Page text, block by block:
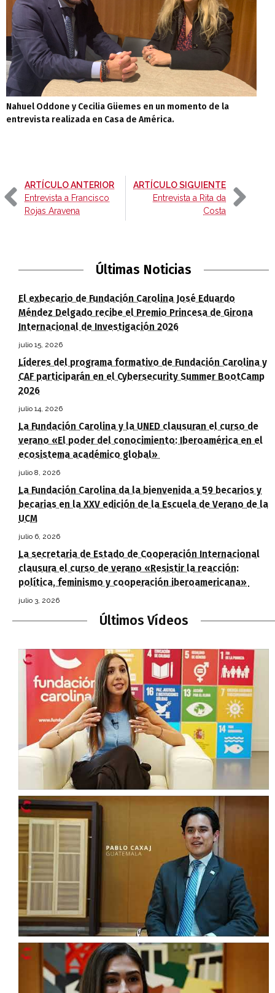
Nahuel Oddone y Cecilia Güemes en un momento de la
entrevista realizada en Casa de América.
ARTÍCULO ANTERIOR-
Entrevista a Francisco
Rojas Aravena
ARTÍCULO SIGUIENTE-
Entrevista a Rita da
Costa
Últimas Noticias
El exbecario de Fundación Carolina José Eduardo
Méndez Delgado recibe el Premio Princesa de Girona
Internacional de Investigación 2026
julio 15, 2026
Líderes del programa formativo de Fundación Carolina y
CAF participarán en el Cybersecurity Summer BootCamp
2026
julio 14, 2026
La Fundación Carolina y la UNED clausuran el curso de
verano «El poder del conocimiento: Iberoamérica en el
ecosistema académico global»
julio 8, 2026
La Fundación Carolina da la bienvenida a 59 becarios y
becarias en la XXV edición de la Escuela de Verano de la
UCM
julio 6, 2026
La secretaria de Estado de Cooperación Internacional
clausura el curso de verano «Resistir la reacción:
política, feminismo y cooperación iberoamericana»
julio 3, 2026
Últimos Vídeos